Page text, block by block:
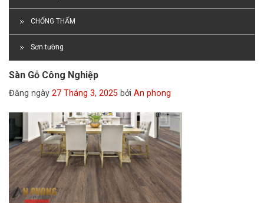
CHỐNG THẤM
Sơn tường
Sàn Gỗ Công Nghiệp
Đăng ngày 27 Tháng 3, 2025 bởi An phong